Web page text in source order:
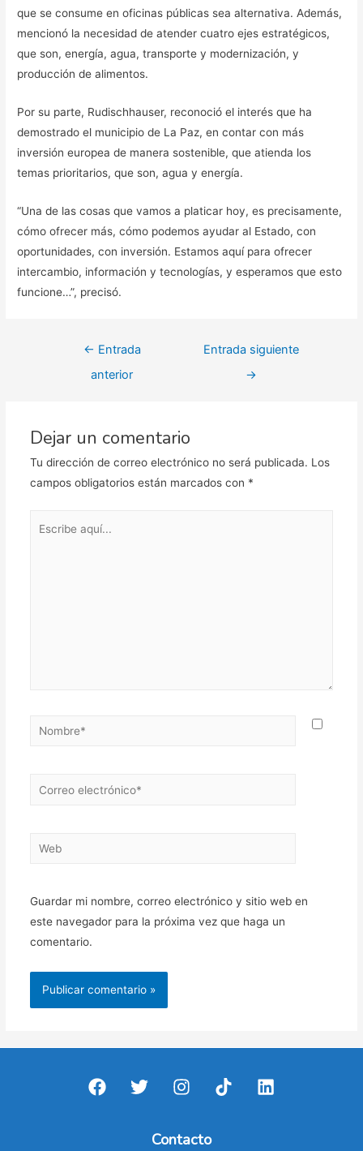
que se consume en oficinas públicas sea alternativa. Además,
mencionó la necesidad de atender cuatro ejes estratégicos,
que son, energía, agua, transporte y modernización, y
producción de alimentos.
Por su parte, Rudischhauser, reconoció el interés que ha
demostrado el municipio de La Paz, en contar con más
inversión europea de manera sostenible, que atienda los
temas prioritarios, que son, agua y energía.
“Una de las cosas que vamos a platicar hoy, es precisamente,
cómo ofrecer más, cómo podemos ayudar al Estado, con
oportunidades, con inversión. Estamos aquí para ofrecer
intercambio, información y tecnologías, y esperamos que esto
funcione…”, precisó.
Navegación
← Entrada
anterior
Entrada siguiente
→
Dejar un comentario
Tu dirección de correo electrónico no será publicada. Los
campos obligatorios están marcados con *
Nombre*
Correo
Web
Guardar mi nombre, correo electrónico y sitio web en
este navegador para la próxima vez que haga un
comentario.
Contacto